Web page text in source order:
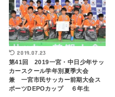
2019.07.23
第41回 2019一宮・中日少年サッ
カースクール学年別夏季大会
兼 一宮市民サッカー前期大会ス
ポーツDEPOカップ ６年生